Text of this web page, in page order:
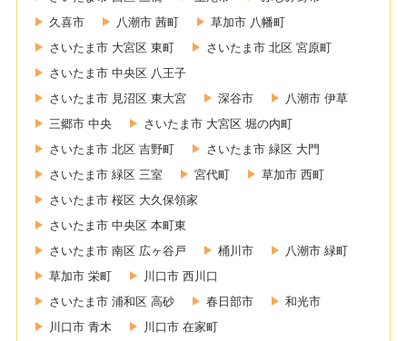
久喜市
八潮市 茜町
草加市 八幡町
さいたま市 大宮区 東町
さいたま市 北区 宮原町
さいたま市 中央区 八王子
さいたま市 見沼区 東大宮
深谷市
八潮市 伊草
三郷市 中央
さいたま市 大宮区 堀の内町
さいたま市 北区 吉野町
さいたま市 緑区 大門
さいたま市 緑区 三室
宮代町
草加市 西町
さいたま市 桜区 大久保領家
さいたま市 中央区 本町東
さいたま市 南区 広ヶ谷戸
桶川市
八潮市 緑町
草加市 栄町
川口市 西川口
さいたま市 浦和区 高砂
春日部市
和光市
川口市 青木
川口市 在家町